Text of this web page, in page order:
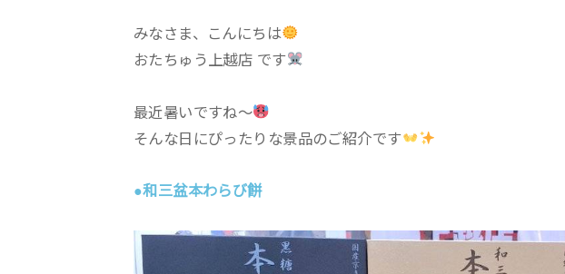
みなさま、こんにちは
おたちゅう上越店 です
最近暑いですね〜
そんな日にぴったりな景品のご紹介です
●和三盆本わらび餅